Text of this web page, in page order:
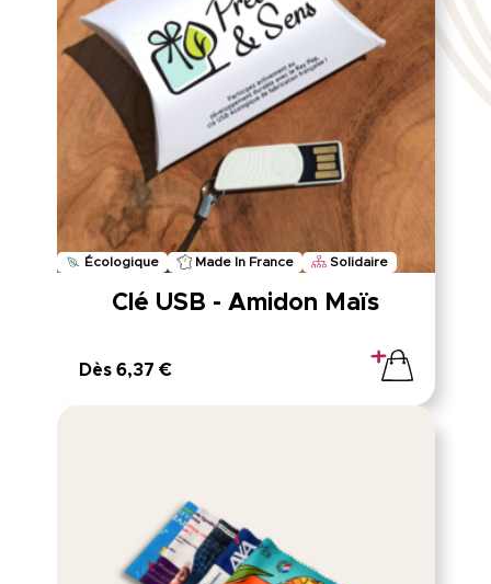
Écologique Made In France Solidaire
Clé USB - Amidon Maïs
Dès 6,37 €